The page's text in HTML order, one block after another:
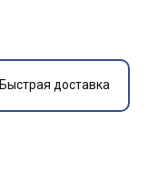
Быстрая доставка